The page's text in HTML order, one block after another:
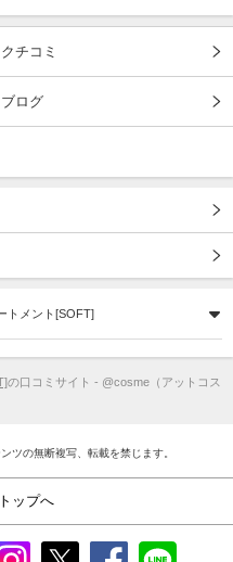
クチコミ
ブログ
トメント[SOFT]
の口コミサイト - @cosme（アットコス
ツの無断複写、転載を禁じます。
ップへ